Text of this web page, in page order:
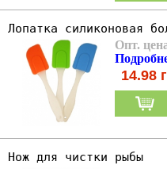
Лопатка силиконовая
Опт.
14.98
Нож для чистки рыбы